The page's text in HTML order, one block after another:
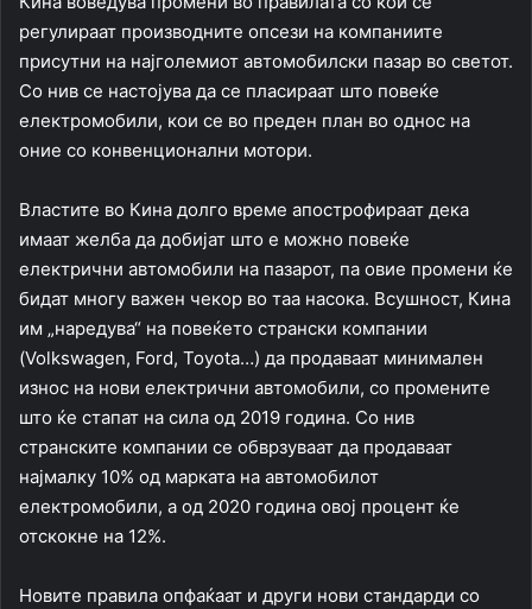
регулираат производните опсези на компаниите
присутни на најголемиот автомобилски пазар во светот.
Со нив се настојува да се пласираат што повеќе
електромобили, кои се во преден план во однос на
оние со конвенционални мотори.
Властите во Кина долго време апострофираат дека
имаат желба да добијат што е можно повеќе
електрични автомобили на пазарот, па овие промени ќе
бидат многу важен чекор во таа насока. Всушност, Кина
им „наредува“ на повеќето странски компании
(Volkswagen, Ford, Toyota…) да продаваат минимален
износ на нови електрични автомобили, со промените
што ќе стапат на сила од 2019 година. Со нив
странските компании се обврзуваат да продаваат
најмалку 10% од марката на автомобилот
електромобили, а од 2020 година овој процент ќе
отскокне на 12%.
Новите правила опфаќаат и други нови стандарди со